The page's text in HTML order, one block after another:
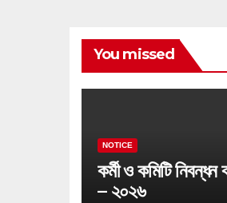
You missed
NOTICE
কর্মী ও কমিটি নিবন্ধন
– ২০২৬